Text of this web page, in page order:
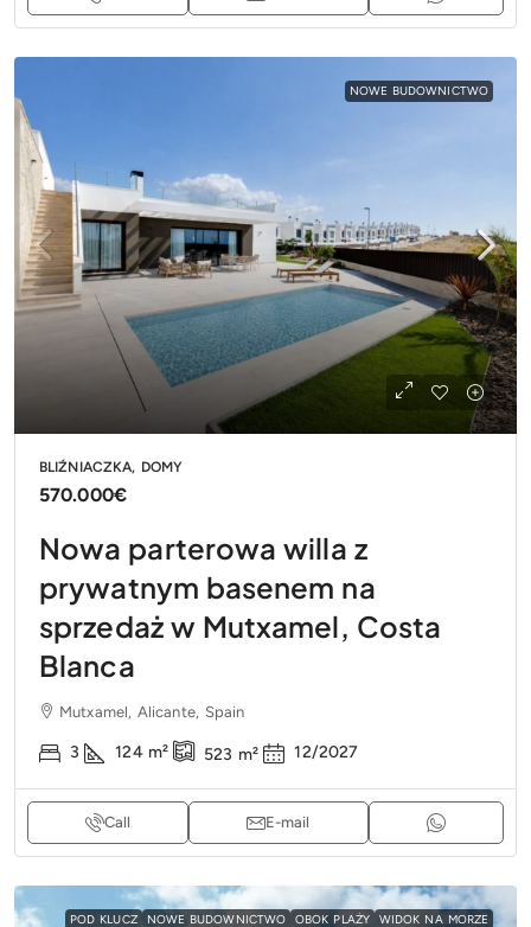
NOWE BUDOWNICTWO
BLIŹNIACZKA, DOMY
570.000€
Nowa parterowa willa z
prywatnym basenem na
sprzedaż w Mutxamel, Costa
Blanca
Mutxamel, Alicante, Spain
3 124 m² 523 m² 12/2027
Call E-mail
POD KLUCZ NOWE BUDOWNICTWO OBOK PLAŻY WIDOK NA MORZE